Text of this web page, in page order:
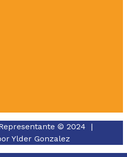
© 2024 |
Ylder Gonzalez